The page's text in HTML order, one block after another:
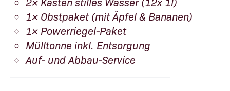
1× Obstpaket (mit Äpfel & Bananen)
1× Powerriegel-Paket
Mülltonne inkl. Entsorgung
Auf- und Abbau-Service